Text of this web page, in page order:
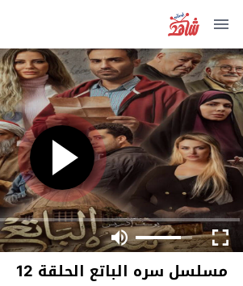
مسلسل سره الباتع الحلقة 12